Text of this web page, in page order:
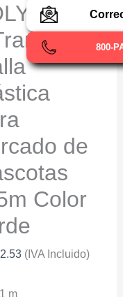
de
de
Color
(IVA Incluido)
m
800-